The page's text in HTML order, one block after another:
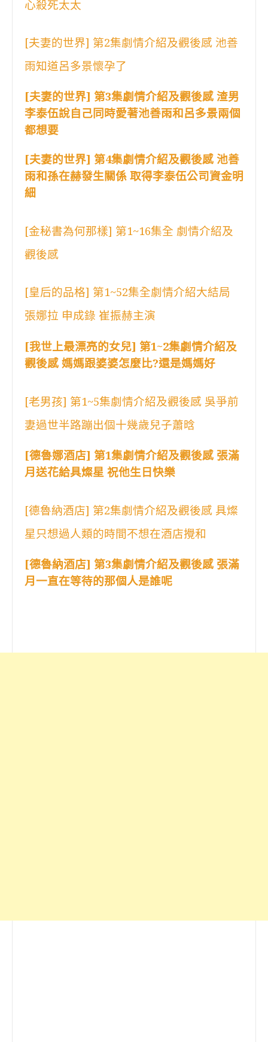
心殺死太太
[夫妻的世界] 第2集劇情介紹及觀後感 池善
雨知道呂多景懷孕了
[夫妻的世界] 第3集劇情介紹及觀後感 渣男
李泰伍說自己同時愛著池善雨和呂多景兩個
都想要
[夫妻的世界] 第4集劇情介紹及觀後感 池善
雨和孫在赫發生關係 取得李泰伍公司資金明
細
[金秘書為何那樣] 第1~16集全 劇情介紹及
觀後感
[皇后的品格] 第1~52集全劇情介紹大結局
張娜拉 申成錄 崔振赫主演
[我世上最漂亮的女兒] 第1~2集劇情介紹及
觀後感 媽媽跟婆婆怎麼比?還是媽媽好
[老男孩] 第1~5集劇情介紹及觀後感 吳爭前
妻過世半路蹦出個十幾歲兒子蕭晗
[德魯娜酒店] 第1集劇情介紹及觀後感 張滿
月送花給具燦星 祝他生日快樂
[德魯納酒店] 第2集劇情介紹及觀後感 具燦
星只想過人類的時間不想在酒店攪和
[德魯納酒店] 第3集劇情介紹及觀後感 張滿
月一直在等待的那個人是誰呢